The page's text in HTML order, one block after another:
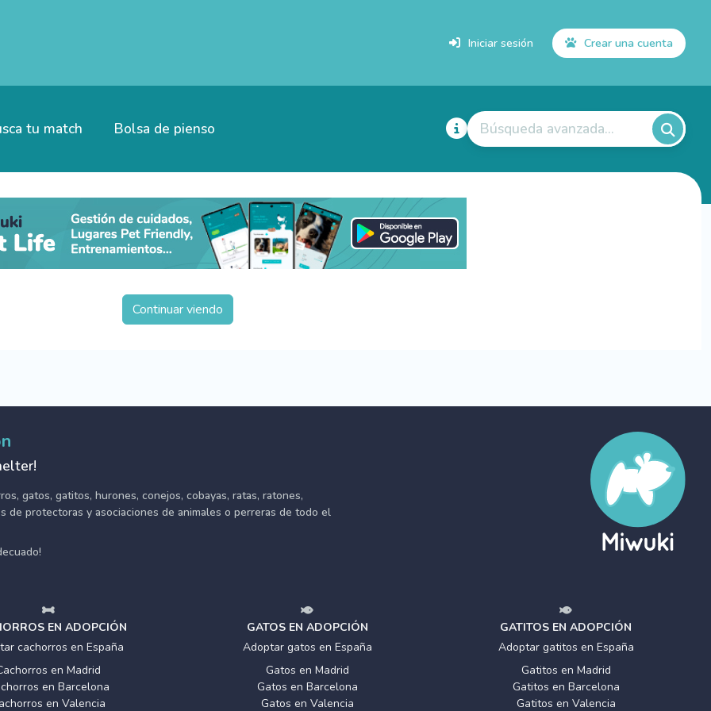
Iniciar sesión Crear una cuenta
tu match Bolsa de pienso Búsqueda avanzada...
Continuar viendo
gatos, gatitos, hurones, conejos, cobayas, ratas, ratones,
de protectoras y asociaciones de animales o perreras de todo el
EN ADOPCIÓN
cachorros en España
en Madrid
en Barcelona
en Valencia
GATOS EN ADOPCIÓN
Adoptar gatos en España
Gatos en Madrid
Gatos en Barcelona
Gatos en Valencia
GATITOS EN ADOPCIÓN
Adoptar gatitos en España
Gatitos en Madrid
Gatitos en Barcelona
Gatitos en Valencia